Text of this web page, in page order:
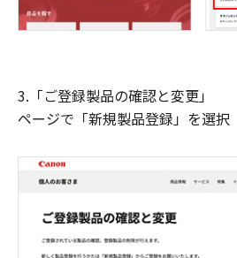
3.「ご登録製品の確認と変更」
ページで「新規製品登録」を選択